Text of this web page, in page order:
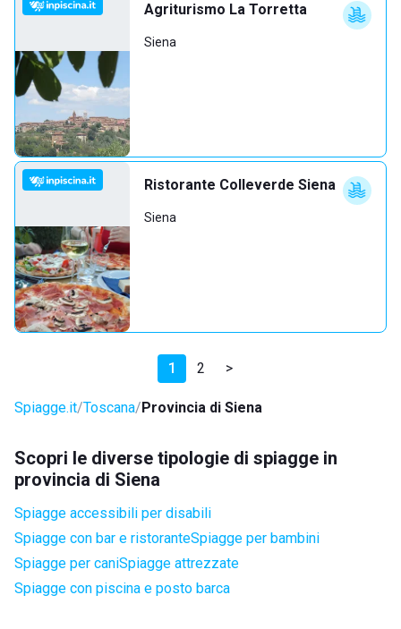
Agriturismo La Torretta
Siena
Ristorante Colleverde Siena
Siena
1 2 >
Spiagge.it Toscana Provincia di Siena
Scopri le diverse tipologie di spiagge in
provincia di Siena
Spiagge accessibili per disabili
Spiagge con bar e ristoranteSpiagge per bambini
Spiagge per caniSpiagge attrezzate
Spiagge con piscina e posto barca